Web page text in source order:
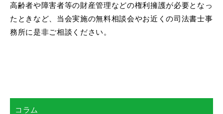
高齢者や障害者等の財産管理などの権利擁護が必要となっ
たときなど、当会実施の無料相談会やお近くの司法書士事
務所に是非ご相談ください。
コラム